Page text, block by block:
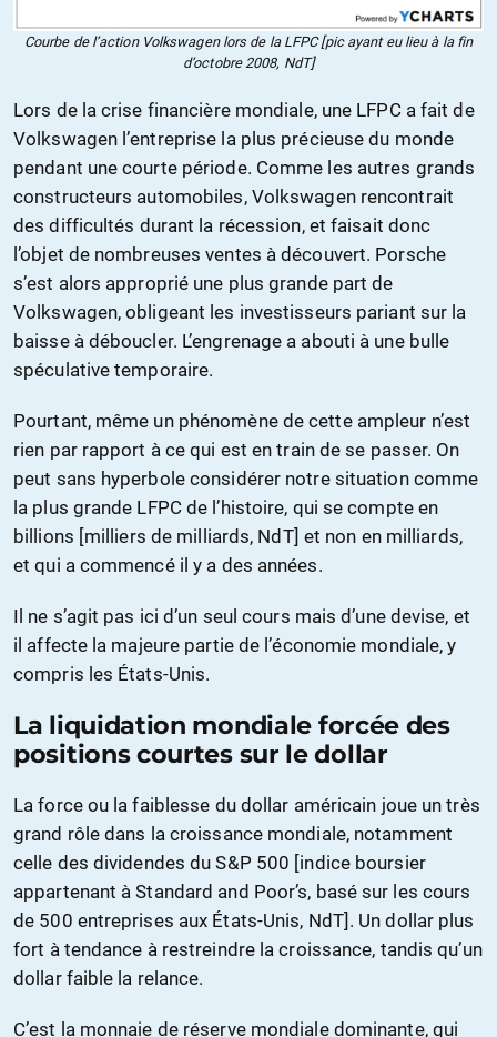
Courbe de l’action Volkswagen lors de la LFPC [pic ayant eu lieu à la fin
d’octobre 2008, NdT]
Lors de la crise financière mondiale, une LFPC a fait de
Volkswagen l’entreprise la plus précieuse du monde
pendant une courte période. Comme les autres grands
constructeurs automobiles, Volkswagen rencontrait
des difficultés durant la récession, et faisait donc
l’objet de nombreuses ventes à découvert. Porsche
s’est alors approprié une plus grande part de
Volkswagen, obligeant les investisseurs pariant sur la
baisse à déboucler. L’engrenage a abouti à une bulle
spéculative temporaire.
Pourtant, même un phénomène de cette ampleur n’est
rien par rapport à ce qui est en train de se passer. On
peut sans hyperbole considérer notre situation comme
la plus grande LFPC de l’histoire, qui se compte en
billions [milliers de milliards, NdT] et non en milliards,
et qui a commencé il y a des années.
Il ne s’agit pas ici d’un seul cours mais d’une devise, et
il affecte la majeure partie de l’économie mondiale, y
compris les États-Unis.
La liquidation mondiale forcée des
positions courtes sur le dollar
La force ou la faiblesse du dollar américain joue un très
grand rôle dans la croissance mondiale, notamment
celle des dividendes du S&P 500 [indice boursier
appartenant à Standard and Poor’s, basé sur les cours
de 500 entreprises aux États-Unis, NdT]. Un dollar plus
fort à tendance à restreindre la croissance, tandis qu’un
dollar faible la relance.
C’est la monnaie de réserve mondiale dominante, qui